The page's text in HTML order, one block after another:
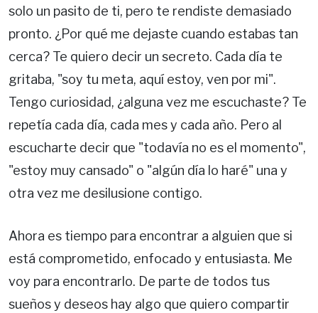
solo un pasito de ti, pero te rendiste demasiado
pronto. ¿Por qué me dejaste cuando estabas tan
cerca? Te quiero decir un secreto. Cada día te
gritaba, "soy tu meta, aquí estoy, ven por mi".
Tengo curiosidad, ¿alguna vez me escuchaste? Te
repetía cada día, cada mes y cada año. Pero al
escucharte decir que "todavía no es el momento",
"estoy muy cansado" o "algún día lo haré" una y
otra vez me desilusione contigo.
Ahora es tiempo para encontrar a alguien que si
está comprometido, enfocado y entusiasta. Me
voy para encontrarlo. De parte de todos tus
sueños y deseos hay algo que quiero compartir